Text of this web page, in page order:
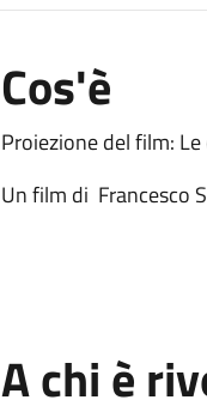
Cos'è
Proiezione del film:
Un film di Francesco
A chi è